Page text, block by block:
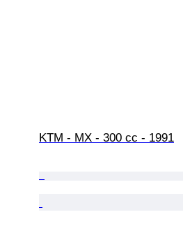
KTM - MX - 300 cc - 1991